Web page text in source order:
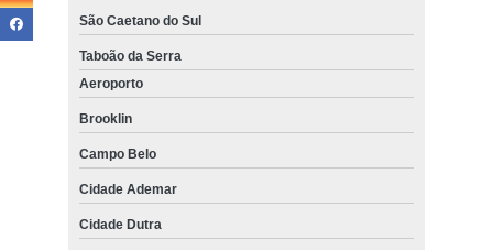
São Caetano do Sul
Taboão da Serra
Aeroporto
Brooklin
Campo Belo
Cidade Ademar
Cidade Dutra